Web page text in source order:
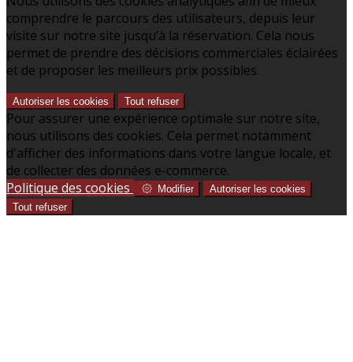
comprendre le parcours des utilisateurs, depuis leur
visite sur notre site jusqu’à la réservation. Cela nous
permet de prendre des décisions commerciales éclairées
et de proposer les meilleurs prix possibles.
Autoriser les cookies Tout refuser
Pour assurer une expérience optimale sur notre site,
nous utilisons des cookies. Cela permet notamment
d'afficher des informations dans votre langue locale, et
de collecter des données e-commerce.
Politique des cookies
Modifier
Autoriser les cookies
Tout refuser